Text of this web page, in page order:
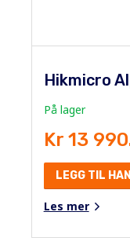
Hikmicro
På lager
Kr 13
LEGG TIL
Les mer